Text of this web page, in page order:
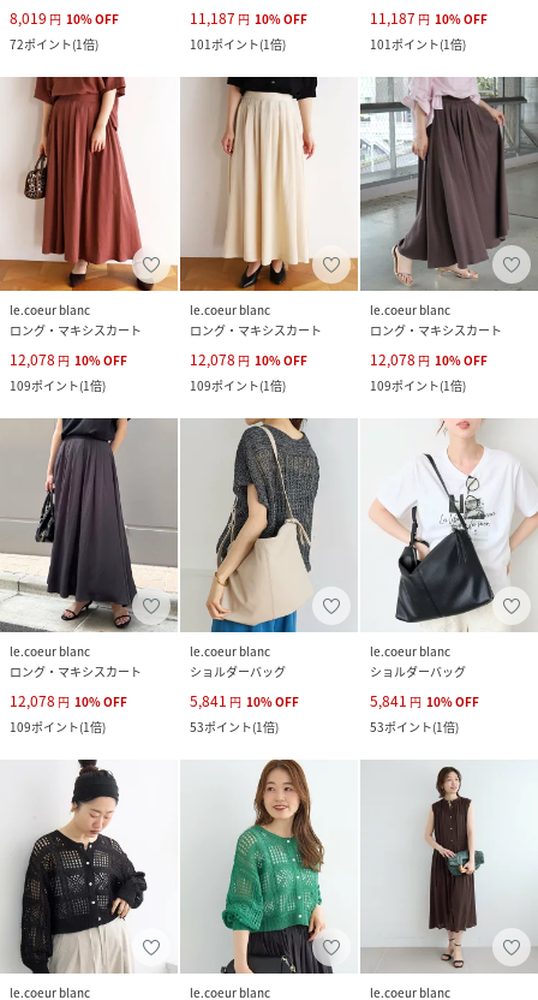
8,019 円 10%OFF
72ポイント(1倍)
11,187 円 10%OFF
101ポイント(1倍)
11,187 円 10%OFF
101ポイント(1倍)
le.coeur blanc
ロング・マキシスカート
12,078 円 10%OFF
109ポイント(1倍)
le.coeur blanc
ロング・マキシスカート
12,078 円 10%OFF
109ポイント(1倍)
le.coeur blanc
ロング・マキシスカート
12,078 円 10%OFF
109ポイント(1倍)
le.coeur blanc
ロング・マキシスカート
12,078 円 10%OFF
109ポイント(1倍)
le.coeur blanc
ショルダーバッグ
5,841 円 10%OFF
53ポイント(1倍)
le.coeur blanc
ショルダーバッグ
5,841 円 10%OFF
53ポイント(1倍)
le.coeur blanc le.coeur blanc le.coeur blanc